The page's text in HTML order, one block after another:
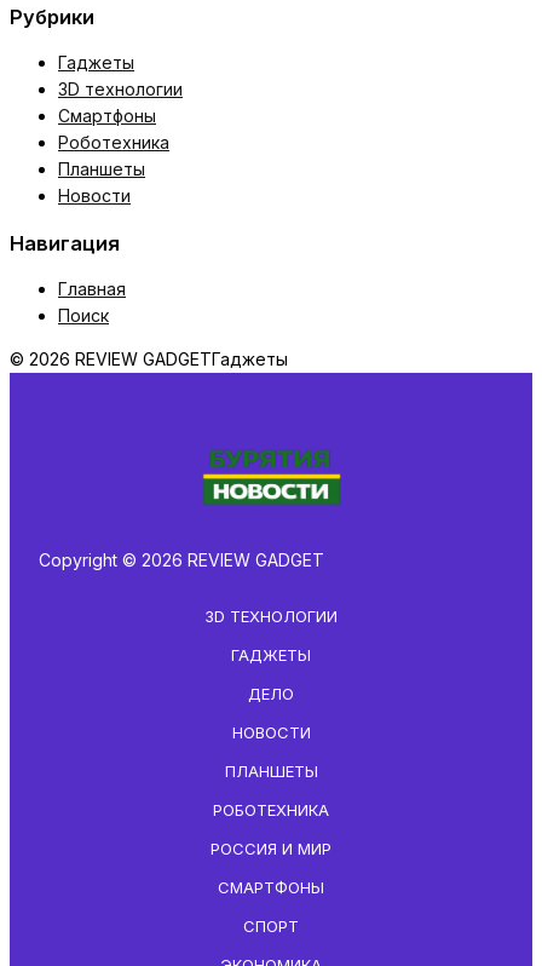
Рубрики
Гаджеты
3D технологии
Смартфоны
Роботехника
Планшеты
Новости
Навигация
Главная
Поиск
© 2026 REVIEW GADGETГаджеты
Copyright © 2026 REVIEW GADGET
3D ТЕХНОЛОГИИ
ГАДЖЕТЫ
ДЕЛО
НОВОСТИ
ПЛАНШЕТЫ
РОБОТЕХНИКА
РОССИЯ И МИР
СМАРТФОНЫ
СПОРТ